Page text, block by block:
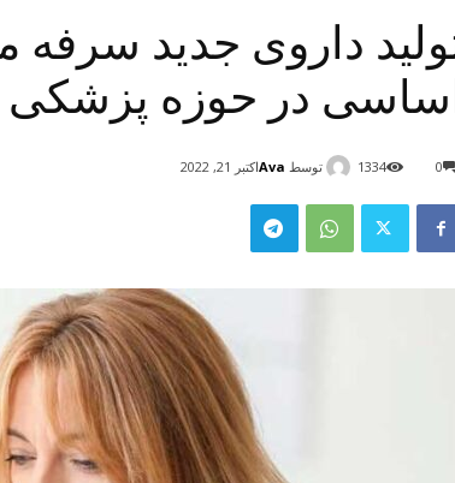
داروی جدید سرفه
در حوزه پزشکی
توسط Avaاکتبر 21, 2022 0
1334